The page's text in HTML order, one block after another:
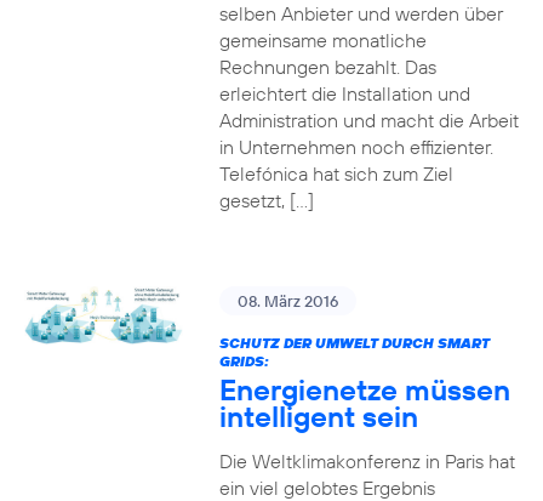
selben Anbieter und werden über
gemeinsame monatliche
Rechnungen bezahlt. Das
erleichtert die Installation und
Administration und macht die Arbeit
in Unternehmen noch effizienter.
Telefónica hat sich zum Ziel
gesetzt, […]
08. März 2016
SCHUTZ DER UMWELT DURCH SMART
GRIDS:
Energienetze müssen
intelligent sein
Die Weltklimakonferenz in Paris hat
ein viel gelobtes Ergebnis